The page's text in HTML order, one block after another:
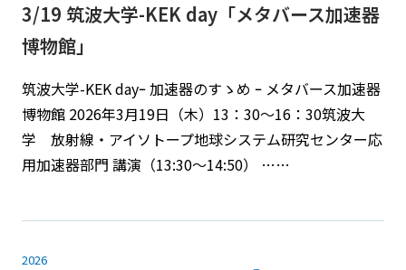
3/19 筑波大学-KEK day「メタバース加速器
博物館」
筑波大学-KEK dayｰ 加速器のすゝめ ｰ メタバース加速器
博物館 2026年3月19日（木）13：30～16：30筑波大
学 放射線・アイソトープ地球システム研究センター応
用加速器部門 講演（13:30〜14:50） ……
2026